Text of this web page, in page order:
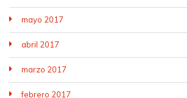
mayo 2017
abril 2017
marzo 2017
febrero 2017